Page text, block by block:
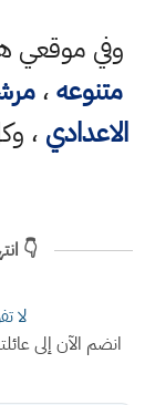
وفي موقعي
متنوعه،
الاعدادي ،
👇
لا
انضم الآن إلى